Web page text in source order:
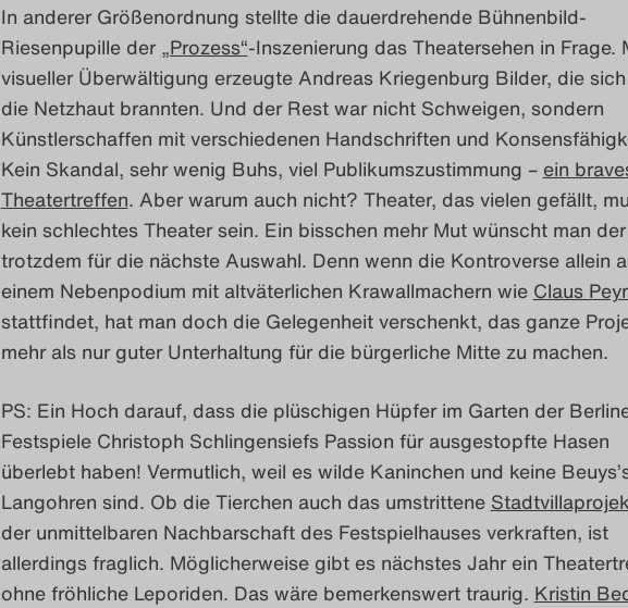
In anderer Größenordnung stellte die dauerdrehende Bühnenbild-
Riesenpupille der„Prozess“-Inszenierung das Theatersehen in Frage.
visueller Überwältigung erzeugte Andreas Kriegenburg Bilder, die
die Netzhaut brannten. Und der Rest war nicht Schweigen, sondern
Künstlerschaffen mit verschiedenen Handschriften und
Kein Skandal, sehr wenig Buhs, viel Publikumszustimmung – ein
Theatertreffen. Aber warum auch nicht? Theater, das vielen gefällt,
kein schlechtes Theater sein. Ein bisschen mehr Mut wünscht man
trotzdem für die nächste Auswahl. Denn wenn die Kontroverse allein
einem Nebenpodium mit altväterlichen Krawallmachern wie Claus
stattfindet, hat man doch die Gelegenheit verschenkt, das ganze
mehr als nur guter Unterhaltung für die bürgerliche Mitte zu machen.
PS: Ein Hoch darauf, dass die plüschigen Hüpfer im Garten der
Festspiele Christoph Schlingensiefs Passion für ausgestopfte Hasen
überlebt haben! Vermutlich, weil es wilde Kaninchen und keine
Langohren sind. Ob die Tierchen auch das umstrittene
der unmittelbaren Nachbarschaft des Festspielhauses verkraften, ist
allerdings fraglich. Möglicherweise gibt es nächstes Jahr ein
ohne fröhliche Leporiden. Das wäre bemerkenswert traurig. Kristin